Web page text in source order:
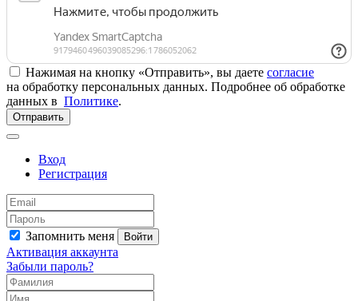
Нажимая на кнопку «Отправить», вы даете согласие
на обработку персональных данных. Подробнее об обработке
данных в Политике.
Отправить
Вход
Регистрация
Запомнить меня Войти
Активация аккаунта
Забыли пароль?